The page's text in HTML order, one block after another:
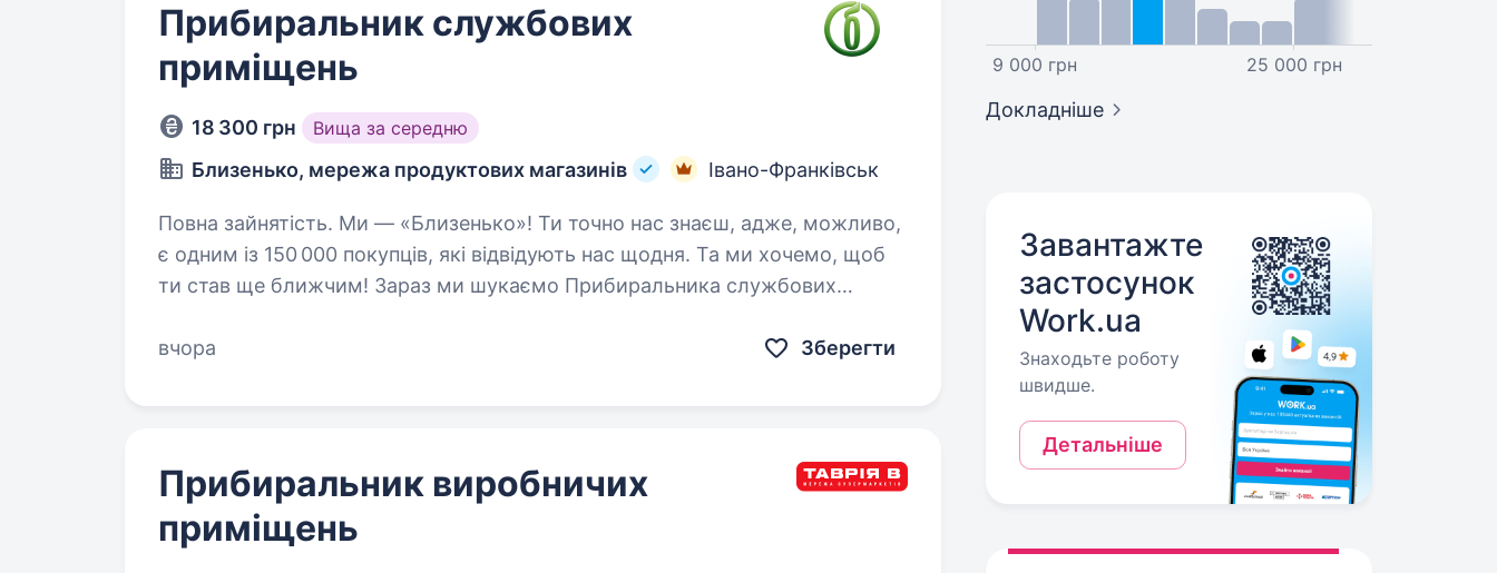
Прибиральник службових
приміщень
18 300 грн Вища за середню
Близенько, мережа продуктових магазинів Івано-Франківськ
Повна зайнятість. Ми — «Близенько»! Ти точно нас знаєш, адже, можливо,
є одним із 150 000 покупців, які відвідують нас щодня. Та ми хочемо, щоб
ти став ще ближчим! Зараз ми шукаємо Прибиральника службових
вчора
Зберегти
Прибиральник виробничих
приміщень
9 000 грн 25 000 грн
Докладніше
Завантажте
застосунок
Work.ua
Знаходьте роботу
швидше.
Детальніше